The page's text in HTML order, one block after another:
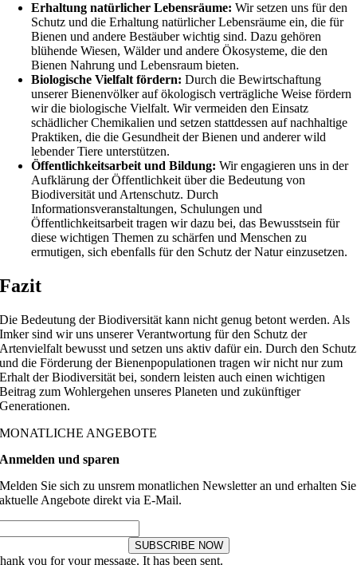
Erhaltung natürlicher Lebensräume: Wir setzen uns für den
Schutz und die Erhaltung natürlicher Lebensräume ein, die für
Bienen und andere Bestäuber wichtig sind. Dazu gehören
blühende Wiesen, Wälder und andere Ökosysteme, die den
Bienen Nahrung und Lebensraum bieten.
Biologische Vielfalt fördern: Durch die Bewirtschaftung
unserer Bienenvölker auf ökologisch verträgliche Weise fördern
wir die biologische Vielfalt. Wir vermeiden den Einsatz
schädlicher Chemikalien und setzen stattdessen auf nachhaltige
Praktiken, die die Gesundheit der Bienen und anderer wild
lebender Tiere unterstützen.
Öffentlichkeitsarbeit und Bildung: Wir engagieren uns in der
Aufklärung der Öffentlichkeit über die Bedeutung von
Biodiversität und Artenschutz. Durch
Informationsveranstaltungen, Schulungen und
Öffentlichkeitsarbeit tragen wir dazu bei, das Bewusstsein für
diese wichtigen Themen zu schärfen und Menschen zu
ermutigen, sich ebenfalls für den Schutz der Natur einzusetzen.
Fazit
Die Bedeutung der Biodiversität kann nicht genug betont werden. Als
Imker sind wir uns unserer Verantwortung für den Schutz der
Artenvielfalt bewusst und setzen uns aktiv dafür ein. Durch den Schutz
und die Förderung der Bienenpopulationen tragen wir nicht nur zum
Erhalt der Biodiversität bei, sondern leisten auch einen wichtigen
Beitrag zum Wohlergehen unseres Planeten und zukünftiger
Generationen.
MONATLICHE ANGEBOTE
Anmelden und sparen
Melden Sie sich zu unsrem monatlichen Newsletter an und erhalten Sie
aktuelle Angebote direkt via E-Mail.
SUBSCRIBE NOW
you for your message. It has been sent.